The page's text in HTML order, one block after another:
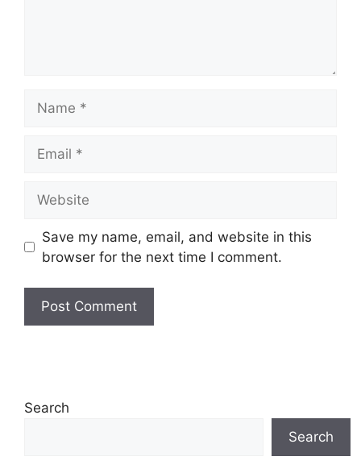
Save my name, email, and website in this
browser for the next time I comment.
Search
Search